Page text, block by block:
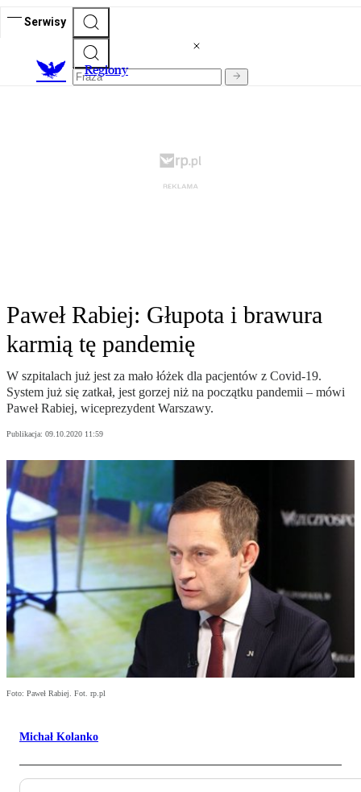
Serwisy
Regiony
Paweł Rabiej: Głupota i brawura
karmią tę pandemię
W szpitalach już jest za mało łóżek dla pacjentów z Covid-19.
System już się zatkał, jest gorzej niż na początku pandemii – mówi
Paweł Rabiej, wiceprezydent Warszawy.
Publikacja: 09.10.2020 11:59
Foto: Paweł Rabiej. Fot. rp.pl
Michał Kolanko